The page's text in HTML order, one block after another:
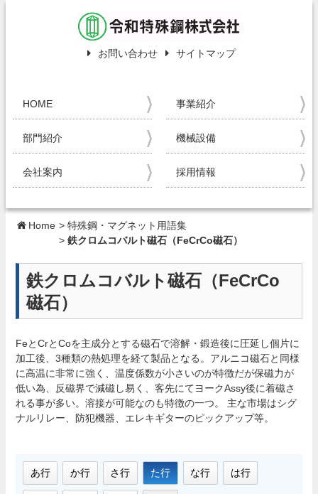
お問い合わせ サイトマップ
HOME 事業紹介
部門紹介 機械設備
会社案内 採用情報
Home > 特殊鋼・マグネット用語集
> 鉄クロムコバルト磁石（FeCrCo磁石）
鉄クロムコバルト磁石（FeCrCo
磁石）
FeとCrとCoを主成分とする磁石で溶解・鍛造後に圧延し個片に
加工後、3種類の熱処理を経て製品となる。アルニコ磁石と同様
に高温に非常に強く、温度係数が小さいのが特徴だが保磁力が
低い為、反磁界で減磁し易く、客先にてヨークAssy後に着磁さ
れる事が多い。溶接が可能なのも特徴の一つ。 主な市場はシグ
ナルリレー、防犯機器、エレキギターのピックアップ等。
あ行 か行 さ行 た行 な行 は行